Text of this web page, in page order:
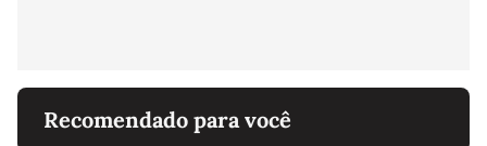
Recomendado para você